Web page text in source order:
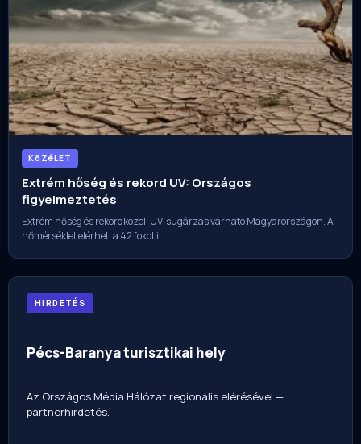
KöZéLET
Extrém hőség és rekord UV: Országos
figyelmeztetés
Extrém hőség és rekordközeli UV-sugárzás várható Magyarországon. A
hőmérséklet elérheti a 42 fokot i…
HIRDETÉS
Pécs-Baranya turisztikai hely
Az Országos Média Hálózat regionális elérésével —
partnerhirdetés.